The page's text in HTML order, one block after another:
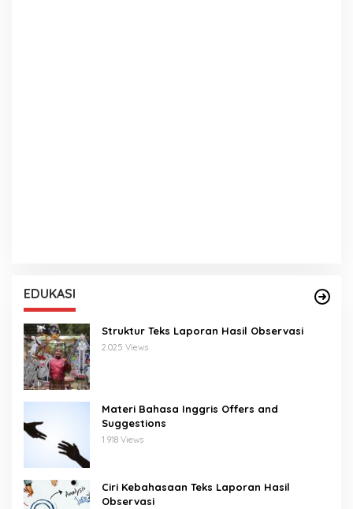
EDUKASI
Struktur Teks Laporan Hasil Observasi
2.025 Views
Materi Bahasa Inggris Offers and
Suggestions
1.918 Views
Ciri Kebahasaan Teks Laporan Hasil
Observasi